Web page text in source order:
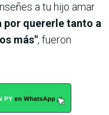
a tu hijo amar
por quererle tanto a
más", fueron